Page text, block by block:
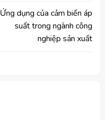
Ứng dụng của cảm biến áp
suất trong ngành công
nghiệp sản xuất